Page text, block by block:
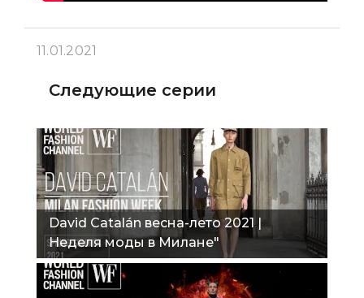
11.01.2021
Следующие серии
David Catalán весна-лето 2021 |
Неделя моды в Милане"